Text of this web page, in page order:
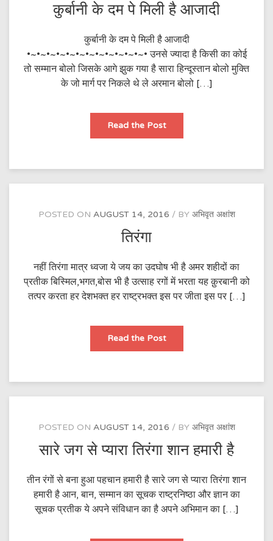
कुर्बानी के दम पे मिली है आजादी
कुर्बानी के दम पे मिली है आजादी
•~•~•~•~•~•~•~•~•~•~•~•~• उनसे ज्यादा है किसी का कोई
तो सम्मान बोलो जिसके आगे झुक गया है सारा हिन्दूस्तान बोलो मुक्ति
के जो मार्ग पर निकले थे ले अरमान बोलो […]
Read the Postकुर्बानी
दम
है
POSTED ON AUGUST 14, 2016 BY अभिवृत अक्षांश
तिरंगा
नहीं तिरंगा मात्र ध्वजा ये जय का उदघोष भी है अमर शहीदों का
प्रतीक बिस्मिल,भगत,बोस भी है उत्साह रगों में भरता यह क़ुरबानी को
तत्पर करता हर देशभक्त हर राष्ट्रभक्त इस पर जीता इस पर […]
Read the Postतिरंगा
POSTED ON AUGUST 14, 2016 BY अभिवृत अक्षांश
सारे जग से प्यारा तिरंगा शान हमारी है
तीन रंगों से बना हुआ पहचान हमारी है सारे जग से प्यारा तिरंगा शान
हमारी है आन, बान, सम्मान का सूचक राष्ट्रनिष्ठा और ज्ञान का
सूचक प्रतीक ये अपने संविधान का है अपने अभिमान का […]